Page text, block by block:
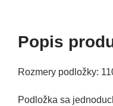
Popis
Rozmery podložky:
Podložka sa